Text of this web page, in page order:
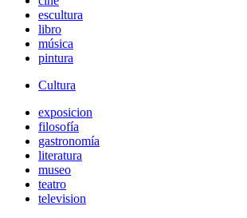
escultura
libro
música
pintura
Cultura
exposicion
filosofía
gastronomía
literatura
museo
teatro
television